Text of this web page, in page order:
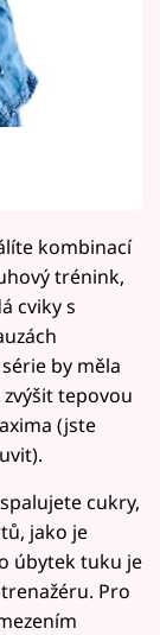
kombinací
trénink,
cviky s
by měla
tepovou
(jste
cukry,
jako je
úbytek tuku je
Pro